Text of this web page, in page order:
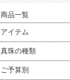
商品一覧
アイテム
真珠の種類
ご予算別